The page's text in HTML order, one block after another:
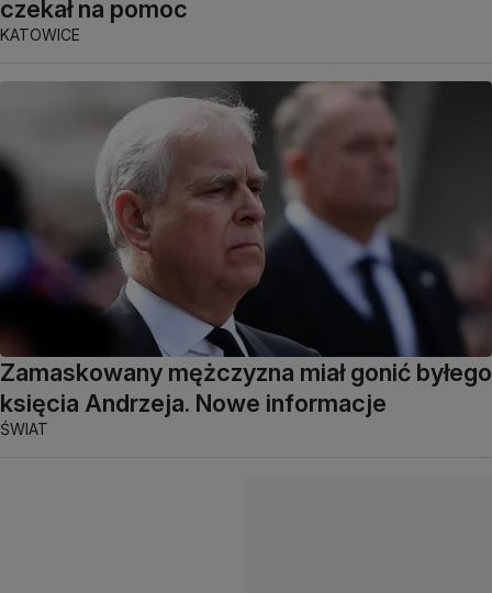
czekał na pomoc
KATOWICE
Zamaskowany mężczyzna miał gonić byłego
księcia Andrzeja. Nowe informacje
ŚWIAT